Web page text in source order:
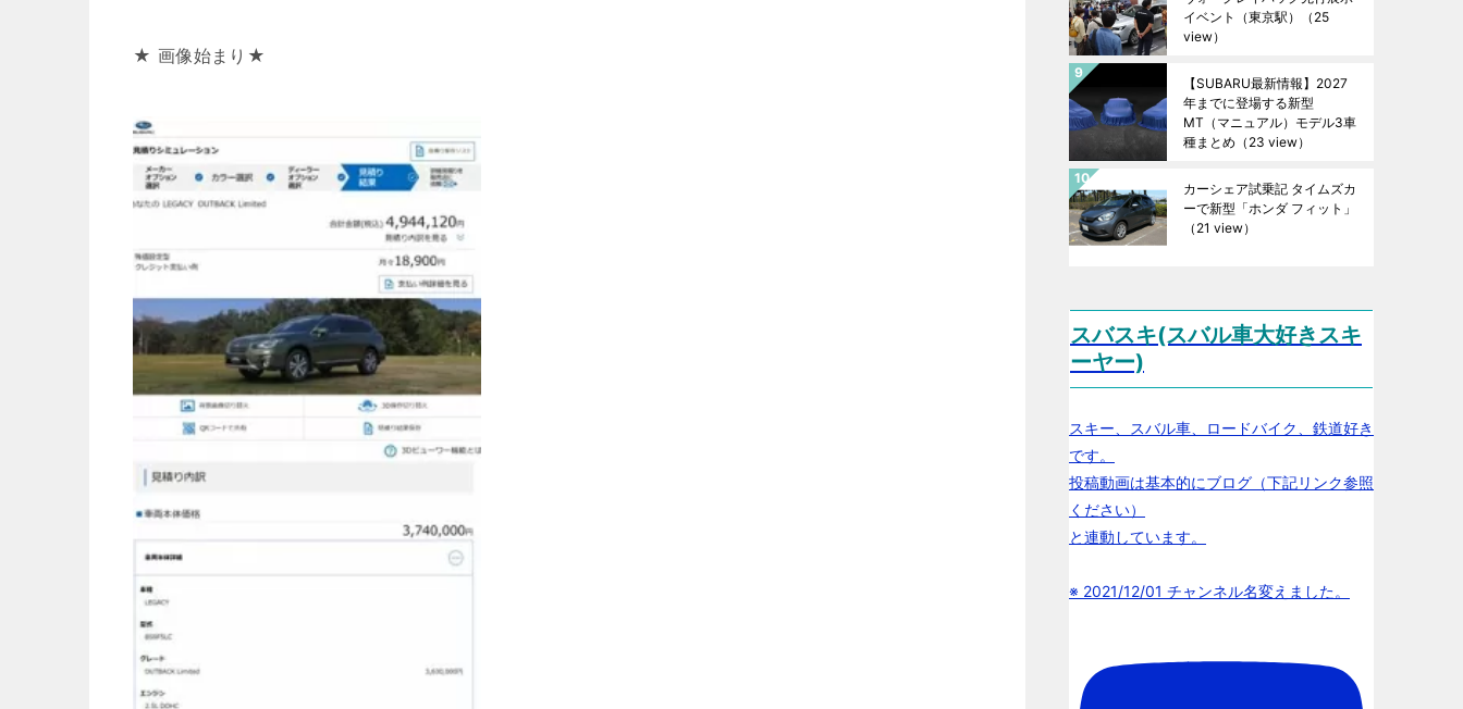
★ 画像始まり★
イベント（東京駅）
（25
view）
【SUBARU最新情報】2027
年までに登場する新型
MT（マニュアル）モデル3車
種まとめ （23 view）
カーシェア試乗記 タイムズカ
ーで新型「ホンダ フィット」
（21 view）
スバスキ(スバル車大好きスキ
ーヤー)
スキー、スバル車、ロードバイク、鉄道好き
です。
投稿動画は基本的にブログ（下記リンク参照
ください）
と連動しています。
※ 2021/12/01 チャンネル名変えました。